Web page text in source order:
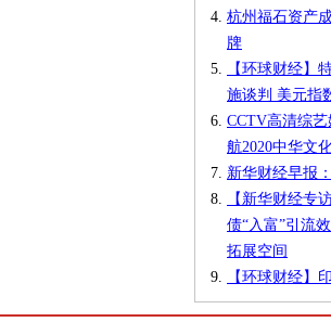
杭州福石资产
牌
【环球财经】
施谈判 美元指
CCTV高清综
航2020中华文
新华财经早报
【新华财经专
债“入富”引流
拓展空间
【环球财经】